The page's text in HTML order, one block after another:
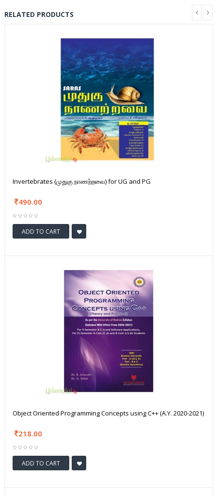
RELATED PRODUCTS
Invertebrates (முதுகு நாணற்றவை) for UG and PG
490.00
ADD TO CART
Object Oriented Programming Concepts using C++ (A.Y. 2020-2021)
218.00
ADD TO CART